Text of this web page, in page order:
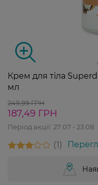
Крем для тіла
мл
249,99 ГРН
187,49 ГРН
Період акції: 27 07 - 23 08
1